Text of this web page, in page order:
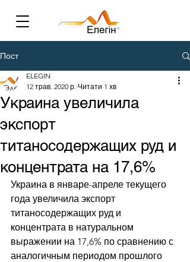
Пост
Украина увеличила
экспорт
титаносодержащих руд и
концентрата на 17,6%
ELEGIN
12 трав. 2020 р. Читати 1 хв
Украина в январе-апреле текущего
года увеличила экспорт
титаносодержащих руд и
концентрата в натуральном
выражении на 17,6% по сравнению с
аналогичным периодом прошлого